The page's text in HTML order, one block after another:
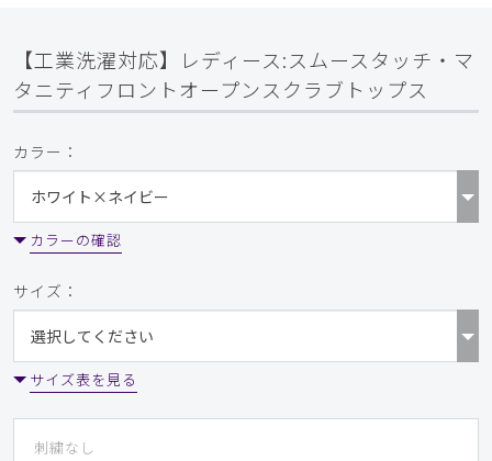
【工業洗濯対応】レディース:スムースタッチ・マ
タニティフロントオープンスクラブトップス
カラー：
カラーの確認
サイズ：
サイズ表を見る
刺繍なし